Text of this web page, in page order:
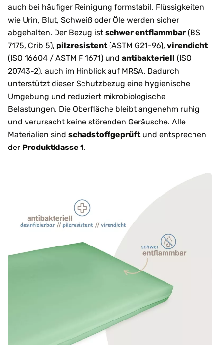
auch bei häufiger Reinigung formstabil. Flüssigkeiten
wie Urin, Blut, Schweiß oder Öle werden sicher
abgehalten. Der Bezug ist schwer entflammbar (BS
7175, Crib 5), pilzresistent (ASTM G21-96), virendicht
(ISO 16604 / ASTM F 1671) und antibakteriell (ISO
20743-2), auch im Hinblick auf MRSA. Dadurch
unterstützt dieser Schutzbezug eine hygienische
Umgebung und reduziert mikrobiologische
Belastungen. Die Oberfläche bleibt angenehm ruhig
und verursacht keine störenden Geräusche. Alle
Materialien sind schadstoffgeprüft und entsprechen
der Produktklasse 1.